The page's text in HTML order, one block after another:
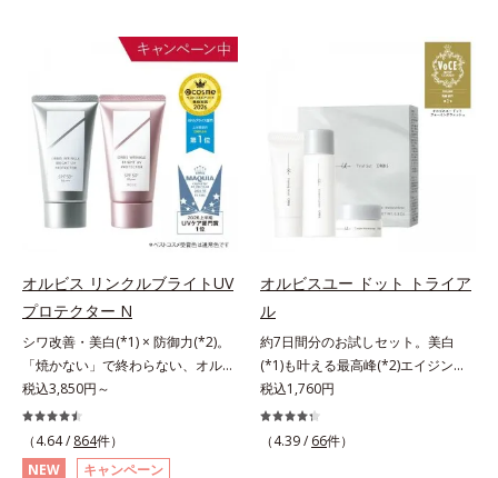
オルビス リンクルブライトUV
プロテクター N
シワ改善・美白(*1) × 防御力(*2)。
「焼かない」で終わらない、オルビ
ス最高峰(*3)日焼け止め。シワ改
善・美白(*1) × 防御力(*2)「焼かな
い」で終わらないオルビス最高峰
(*3)顔用日焼け止めです。ポーラ化
税込3,850円～
（4.64 / 864件）
NEW
キャンペーン
オルビスユー ドット トライア
ル
約7日間分のお試しセット。美白
(*1)も叶える最高峰(*2)エイジング
ケア(*3)。ハリも透明感(*4)も結果
主義。年齢サイン(*5)の因子に着目
した肌科学エイジングケア(*3)シリ
税込1,760円
（4.39 / 66件）